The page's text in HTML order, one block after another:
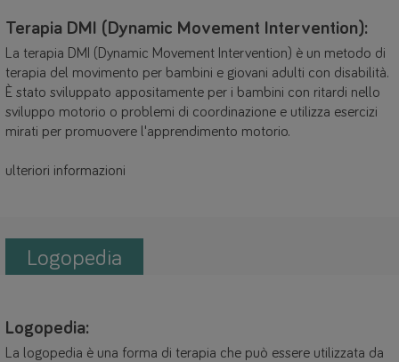
Terapia DMI (Dynamic Movement Intervention):
La terapia DMI (Dynamic Movement Intervention) è un metodo di
terapia del movimento per bambini e giovani adulti con disabilità.
È stato sviluppato appositamente per i bambini con ritardi nello
sviluppo motorio o problemi di coordinazione e utilizza esercizi
mirati per promuovere l'apprendimento motorio.
ulteriori informazioni
Logopedia
Logopedia:
La logopedia è una forma di terapia che può essere utilizzata da